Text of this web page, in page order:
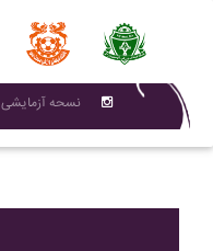
نسحه آزمایشی